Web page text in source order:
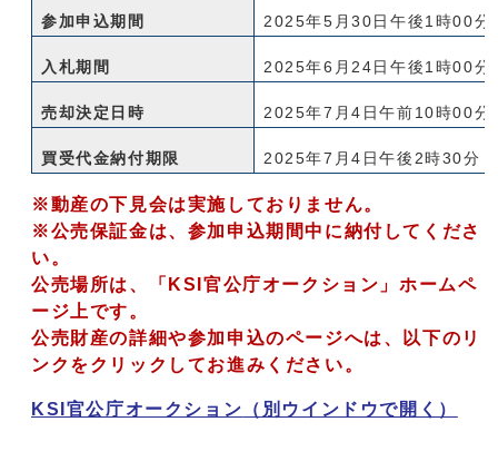
参加申込期間 2025年5月30日午後1時00
入札期間 2025年6月24日午後1時00
売却決定日時 2025年7月4日午前10時00分
買受代金納付期限 2025年7月4日午後2時30分
※動産の下見会は実施しておりません。
※公売保証金は、参加申込期間中に納付してくださ
い。
公売場所は、「KSI官公庁オークション」ホームペ
ージ上です。
公売財産の詳細や参加申込のページへは、以下のリ
ンクをクリックしてお進みください。
KSI官公庁オークション （別ウインドウで開く）